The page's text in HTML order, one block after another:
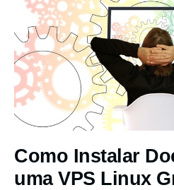
Como Instalar
uma VPS Linux